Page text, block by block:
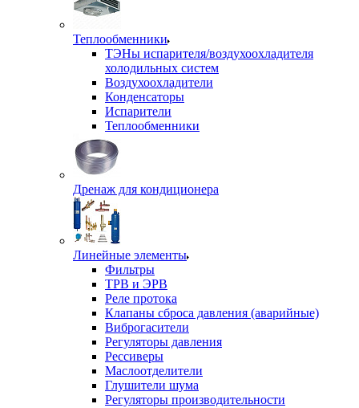
Теплообменники
ТЭНы испарителя/воздухоохладителя
холодильных систем
Воздухоохладители
Конденсаторы
Испарители
Теплообменники
Дренаж для кондиционера
Линейные элементы
Фильтры
ТРВ и ЭРВ
Реле протока
Клапаны сброса давления (аварийные)
Виброгасители
Регуляторы давления
Рессиверы
Маслоотделители
Глушители шума
Регуляторы производительности